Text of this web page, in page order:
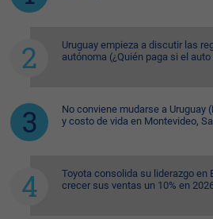
Uruguay empieza a discutir las
autónoma (¿Quién paga si el
No conviene mudarse a Uruguay
y costo de vida en Montevideo,
Toyota consolida su liderazgo en
crecer sus ventas un 10% en